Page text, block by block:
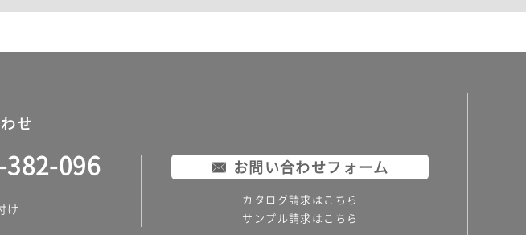
せ
096
け
お問い合わせフォーム
カタログ請求はこちら
サンプル請求はこちら